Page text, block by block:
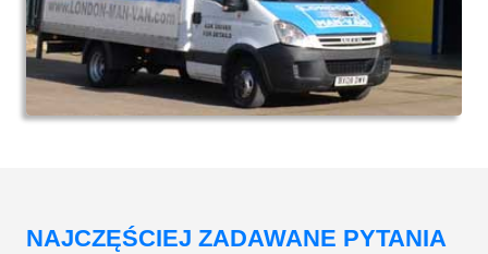
NAJCZĘŚCIEJ ZADAWANE PYTANIA